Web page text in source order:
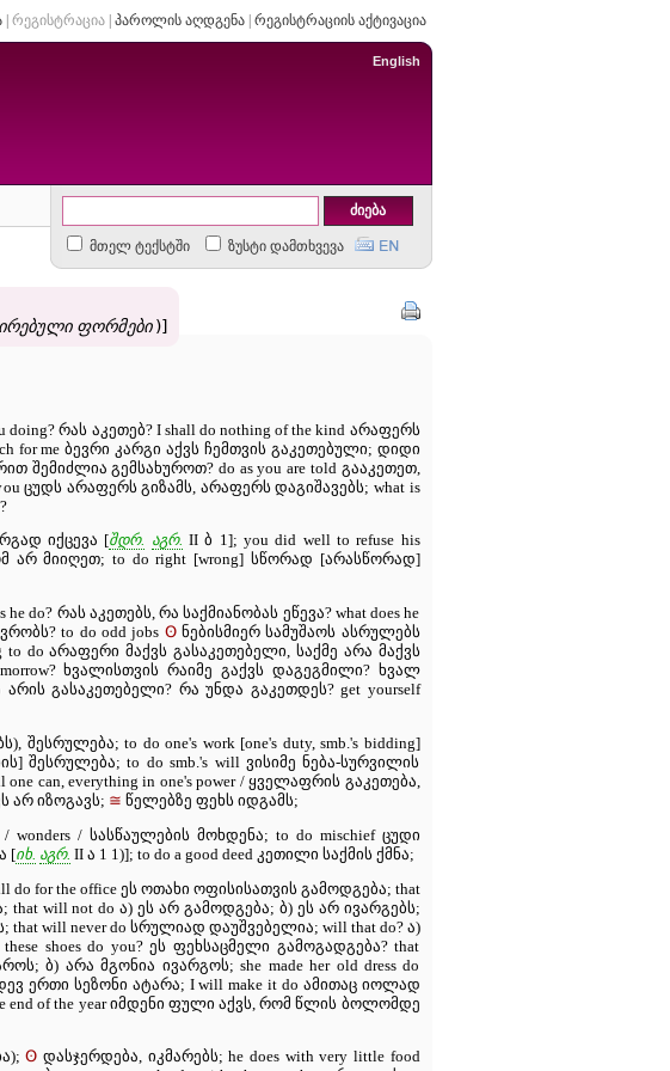
| რეგისტრაცია| პაროლის აღდგენა| რეგისტრაციის აქტივაცია
English
მთელ ტექსტში ზუსტი დამთხვევა
ფორმები )]
doing? რას აკეთებ? I shall do nothing of the kind არაფერს
for me ბევრი კარგი აქვს ჩემთვის გაკეთებული; დიდი
შემიძლია გემსახუროთ? do as you are told გააკეთეთ,
ცუდს არაფერს გიზამს, არაფერს დაგიშავებს; what is
იქცევა [შდრ. აგრ. II ბ 1]; you did well to refuse his
არ მიიღეთ; to do right [wrong] სწორად [არასწორად]
do? რას აკეთებს, რა საქმიანობას ეწევა? what does he
to do odd jobs ʘნებისმიერ სამუშაოს ასრულებს
do არაფერი მაქვს გასაკეთებელი, საქმე არა მაქვს
ხვალისთვის რაიმე გაქვს დაგეგმილი? ხვალ
გასაკეთებელი? რა უნდა გაკეთდეს? get yourself
შესრულება; to do one's work [one's duty, smb.'s bidding]
შესრულება; to do smb.'s will ვისიმე ნება-სურვილის
one can, everything in one's power / ყველაფრის გაკეთება,
არ იზოგავს; ≅ წელებზე ფეხს იდგამს;
/ wonders / სასწაულების მოხდენა; to do mischief ცუდი
[იხ. აგრ. II ა 1 1)]; to do a good deed კეთილი საქმის ქმნა;
for the office ეს ოთახი ოფისისათვის გამოდგება; that
that will not do ა) ეს არ გამოდგება; ბ) ეს არ ივარგებს;
that will never do სრულიად დაუშვებელია; will that do? ა)
shoes do you? ეს ფეხსაცმელი გამოგადგება? that
ბ) არა მგონია ივარგოს; she made her old dress do
ერთი სეზონი ატარა; I will make it do ამითაც იოლად
end of the year იმდენი ფული აქვს, რომ წლის ბოლომდე
ʘ დასჯერდება, იკმარებს; he does with very little food